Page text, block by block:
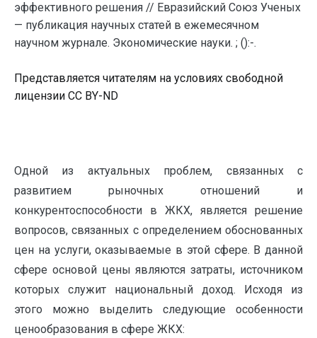
эффективного решения // Евразийский Союз Ученых
— публикация научных статей в ежемесячном
научном журнале. Экономические науки. ; ():-.
Представляется читателям на условиях свободной
лицензии CC BY-ND
Одной из актуальных проблем, связанных с
развитием рыночных отношений и
конкурентоспособности в ЖКХ, является решение
вопросов, связанных с определением обоснованных
цен на услуги, оказываемые в этой сфере. В данной
сфере основой цены являются затраты, источником
которых служит национальный доход. Исходя из
этого можно выделить следующие особенности
ценообразования в сфере ЖКХ: